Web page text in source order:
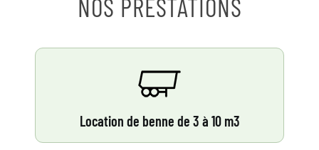
NOS PRESTATIONS
Location de benne de 3 à 10 m3